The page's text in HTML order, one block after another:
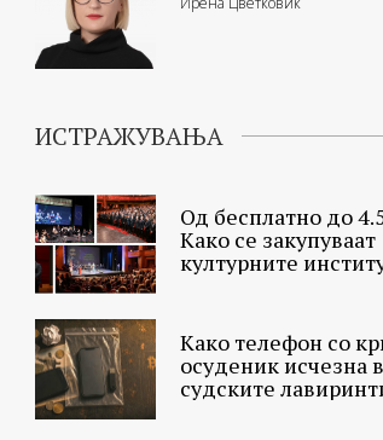
ИСТРАЖУВАЊА
Од бесплатно до
Како се закупуваат
културните
Како телефон со
осуденик исчезна
судските